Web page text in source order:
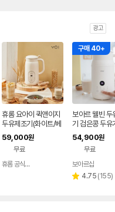
광고
휴롬 요아이 퀵앤이지
두유제조기(화이트/베
이지) YSM-241 600
ml
59,000원
무료
휴롬 공식직영몰
구매 40+
보아르 웰빈 두
기 검은콩 두유
식 만드는 기계
죽 두부 콩물
54,900원
무료
페이
보아르샵
별 4.75 리
(155)